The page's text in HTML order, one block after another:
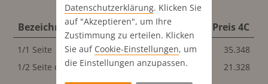
Bezeichnung Format Preis S/W Preis 4C
1/1 Seite 266x416 mm 35.348
35.348
1/2 Seite quer
266x196 mm 21.328 21.328
Datenschutz­erklärung. Klicken Sie
auf "Akzeptieren", um Ihre
Zustimmung zu erteilen. Klicken
Sie auf Cookie-Einstellungen, um
die Einstellungen anzupassen.